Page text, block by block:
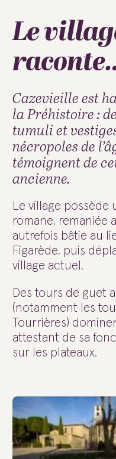
Le
Cazevieille est
la Préhistoire :
tumuli et
nécropoles de
témoignent de
ancienne.
Le village possède
romane, remaniée
autrefois bâtie au
Figarède, puis
village actuel.
Des tours de guet
(notamment les
Tourrières)
attestant de sa
sur les plateaux.